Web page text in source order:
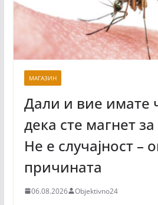
МАГАЗИН
Дали и вие имате
дека сте магнет
Не е случајност –
причината
06.08.2026 Objektivno24